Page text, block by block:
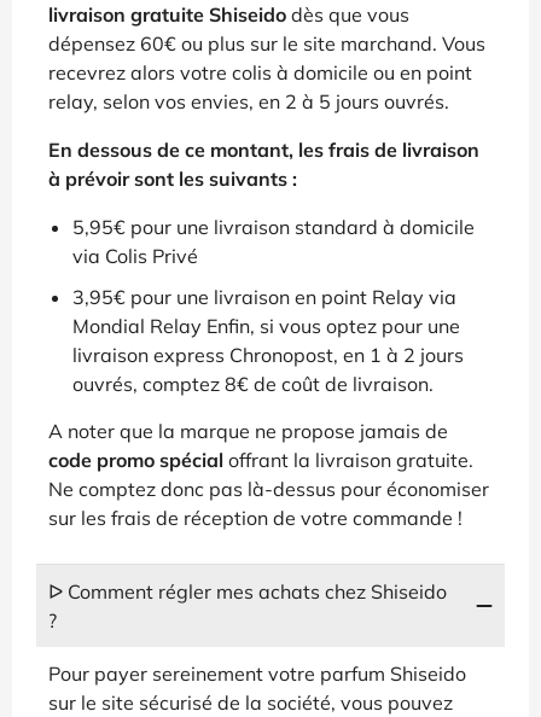
livraison gratuite Shiseido dès que vous
dépensez 60€ ou plus sur le site marchand. Vous
recevrez alors votre colis à domicile ou en point
relay, selon vos envies, en 2 à 5 jours ouvrés.
En dessous de ce montant, les frais de livraison
à prévoir sont les suivants :
5,95€ pour une livraison standard à domicile
via Colis Privé
3,95€ pour une livraison en point Relay via
Mondial Relay Enfin, si vous optez pour une
livraison express Chronopost, en 1 à 2 jours
ouvrés, comptez 8€ de coût de livraison.
A noter que la marque ne propose jamais de
code promo spécial offrant la livraison gratuite.
Ne comptez donc pas là-dessus pour économiser
sur les frais de réception de votre commande !
ᐅ Comment régler mes achats chez Shiseido
?
Pour payer sereinement votre parfum Shiseido
sur le site sécurisé de la société, vous pouvez